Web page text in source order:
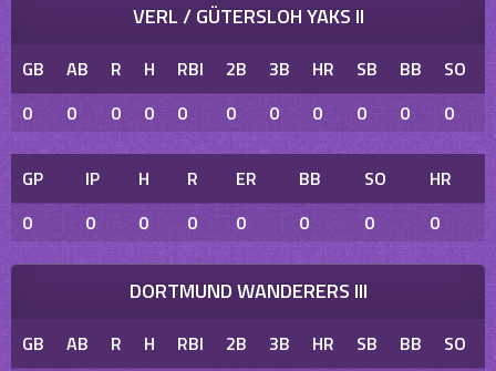
VERL / GÜTERSLOH YAKS II
GB AB R H RBI 2B 3B HR SB BB SO
0
0 0 0 0 0 0 0 0 0 0
GP IP H R ER BB SO
HR
0
0 0 0 0 0 0 0
DORTMUND WANDERERS III
GB AB R H RBI 2B 3B HR SB BB SO